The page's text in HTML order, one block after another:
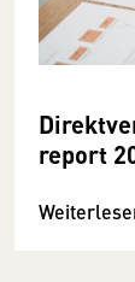
report